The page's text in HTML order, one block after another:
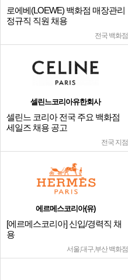
로에베(LOEWE) 백화점 매장관리
정규직 직원 채용
전국 백화점
셀린느코리아유한회사
셀린느 코리아 전국 주요 백화점
세일즈 채용 공고
전국 지점
에르메스코리아(유)
[에르메스코리아] 신입/경력직 채
용
서울,대구,부산 백화점